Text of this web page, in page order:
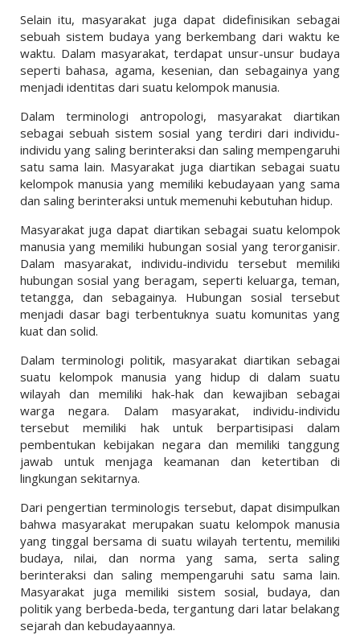
Selain itu, masyarakat juga dapat didefinisikan sebagai
sebuah sistem budaya yang berkembang dari waktu ke
waktu. Dalam masyarakat, terdapat unsur-unsur budaya
seperti bahasa, agama, kesenian, dan sebagainya yang
menjadi identitas dari suatu kelompok manusia.
Dalam terminologi antropologi, masyarakat diartikan
sebagai sebuah sistem sosial yang terdiri dari individu-
individu yang saling berinteraksi dan saling mempengaruhi
satu sama lain. Masyarakat juga diartikan sebagai suatu
kelompok manusia yang memiliki kebudayaan yang sama
dan saling berinteraksi untuk memenuhi kebutuhan hidup.
Masyarakat juga dapat diartikan sebagai suatu kelompok
manusia yang memiliki hubungan sosial yang terorganisir.
Dalam masyarakat, individu-individu tersebut memiliki
hubungan sosial yang beragam, seperti keluarga, teman,
tetangga, dan sebagainya. Hubungan sosial tersebut
menjadi dasar bagi terbentuknya suatu komunitas yang
kuat dan solid.
Dalam terminologi politik, masyarakat diartikan sebagai
suatu kelompok manusia yang hidup di dalam suatu
wilayah dan memiliki hak-hak dan kewajiban sebagai
warga negara. Dalam masyarakat, individu-individu
tersebut memiliki hak untuk berpartisipasi dalam
pembentukan kebijakan negara dan memiliki tanggung
jawab untuk menjaga keamanan dan ketertiban di
lingkungan sekitarnya.
Dari pengertian terminologis tersebut, dapat disimpulkan
bahwa masyarakat merupakan suatu kelompok manusia
yang tinggal bersama di suatu wilayah tertentu, memiliki
budaya, nilai, dan norma yang sama, serta saling
berinteraksi dan saling mempengaruhi satu sama lain.
Masyarakat juga memiliki sistem sosial, budaya, dan
politik yang berbeda-beda, tergantung dari latar belakang
sejarah dan kebudayaannya.